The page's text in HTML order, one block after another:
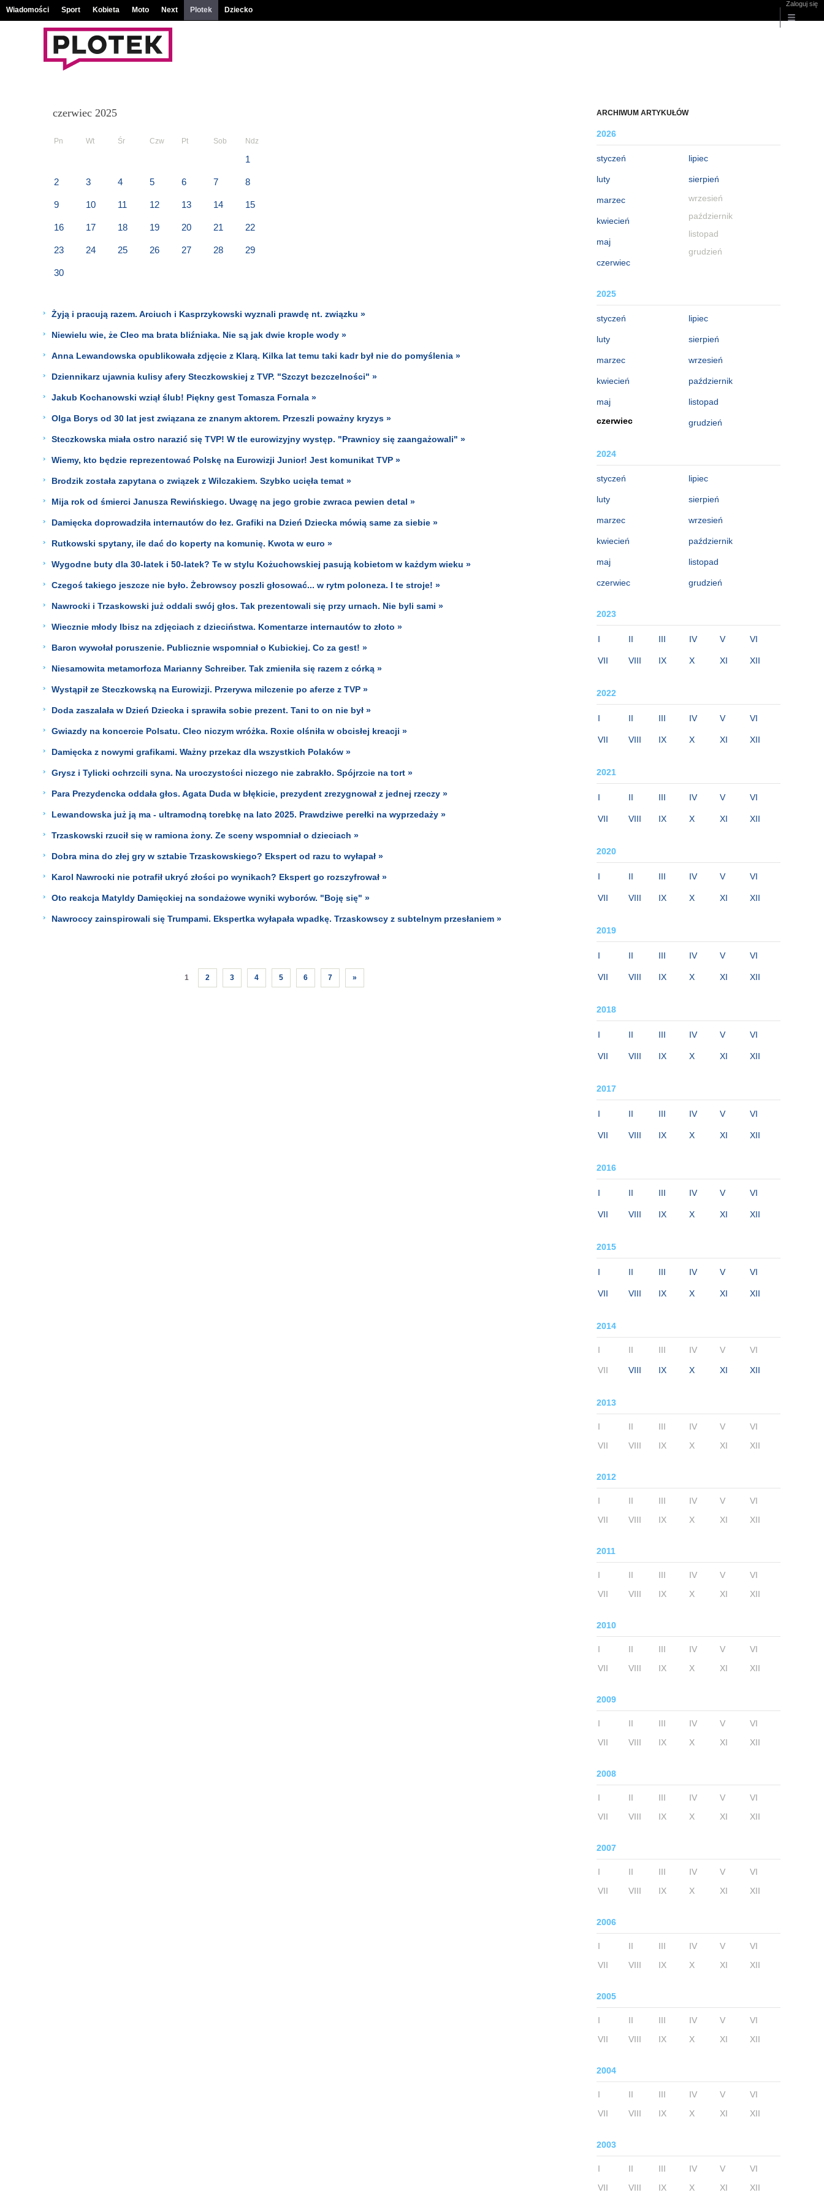
Wiadomości Sport Kobieta Moto Next Plotek Dziecko
Zaloguj się
ARCHIWUM ARTYKUŁÓW
2026
styczeń
luty
marzec
kwiecień
maj
czerwiec
lipiec
sierpień
wrzesień
październik
listopad
grudzień
2025
styczeń
luty
marzec
kwiecień
maj
czerwiec
lipiec
sierpień
wrzesień
październik
listopad
grudzień
2024
styczeń
luty
marzec
kwiecień
maj
czerwiec
lipiec
sierpień
wrzesień
październik
listopad
grudzień
2023
I II III IV V VI
VII VIII IX X XI XII
2022
I II III IV V VI
VII VIII IX X XI XII
2021
I II III IV V VI
VII VIII IX X XI XII
2020
I II III IV V VI
VII VIII IX X XI XII
2019
I II III IV V VI
VII VIII IX X XI XII
2018
I II III IV V VI
VII VIII IX X XI XII
2017
I II III IV V VI
VII VIII IX X XI XII
2016
I II III IV V VI
VII VIII IX X XI XII
2015
I II III IV V VI
VII VIII IX X XI XII
2014
I II III IV V VI
VII VIII IX X XI XII
2013
I II III IV V
VI
VII
VIII IX X XI XII
2012
I II III IV V
VI
VII
VIII IX X XI XII
2011
I II III IV V
VI
VII
VIII IX X XI XII
2010
I II III IV V
VI
VII
VIII IX X XI XII
2009
I II III IV V
VI
VII
VIII IX X XI XII
2008
I II III IV V
VI
VII
VIII IX X XI XII
2007
I II III IV V
VI
VII
VIII IX X XI XII
2006
I II III IV V
VI
VII
VIII IX X XI XII
2005
I II III IV V
VI
VII
VIII IX X XI XII
2004
I II III IV V
VI
VII
VIII IX X XI XII
2003
I II III IV V
VI
VII
VIII IX X XI XII
czerwiec 2025
Pn Wt Śr Czw Pt Sob Ndz
1
2 3 4 5 6 7 8
9 10 11 12 13 14 15
16 17 18 19 20 21 22
23 24 25 26 27 28 29
30
Żyją i pracują razem. Arciuch i Kasprzykowski wyznali prawdę nt. związku »
Niewielu wie, że Cleo ma brata bliźniaka. Nie są jak dwie krople wody »
Anna Lewandowska opublikowała zdjęcie z Klarą. Kilka lat temu taki kadr był nie do pomyślenia »
Dziennikarz ujawnia kulisy afery Steczkowskiej z TVP. "Szczyt bezczelności" »
Jakub Kochanowski wziął ślub! Piękny gest Tomasza Fornala »
Olga Borys od 30 lat jest związana ze znanym aktorem. Przeszli poważny kryzys »
Steczkowska miała ostro narazić się TVP! W tle eurowizyjny występ. "Prawnicy się zaangażowali" »
Wiemy, kto będzie reprezentować Polskę na Eurowizji Junior! Jest komunikat TVP »
Brodzik została zapytana o związek z Wilczakiem. Szybko ucięła temat »
Mija rok od śmierci Janusza Rewińskiego. Uwagę na jego grobie zwraca pewien detal »
Damięcka doprowadziła internautów do łez. Grafiki na Dzień Dziecka mówią same za siebie »
Rutkowski spytany, ile dać do koperty na komunię. Kwota w euro »
Wygodne buty dla 30-latek i 50-latek? Te w stylu Kożuchowskiej pasują kobietom w każdym wieku »
Czegoś takiego jeszcze nie było. Żebrowscy poszli głosować... w rytm poloneza. I te stroje! »
Nawrocki i Trzaskowski już oddali swój głos. Tak prezentowali się przy urnach. Nie byli sami »
Wiecznie młody Ibisz na zdjęciach z dzieciństwa. Komentarze internautów to złoto »
Baron wywołał poruszenie. Publicznie wspomniał o Kubickiej. Co za gest! »
Niesamowita metamorfoza Marianny Schreiber. Tak zmieniła się razem z córką »
Wystąpił ze Steczkowską na Eurowizji. Przerywa milczenie po aferze z TVP »
Doda zaszalała w Dzień Dziecka i sprawiła sobie prezent. Tani to on nie był »
Gwiazdy na koncercie Polsatu. Cleo niczym wróżka. Roxie olśniła w obcisłej kreacji »
Damięcka z nowymi grafikami. Ważny przekaz dla wszystkich Polaków »
Grysz i Tylicki ochrzcili syna. Na uroczystości niczego nie zabrakło. Spójrzcie na tort »
Para Prezydencka oddała głos. Agata Duda w błękicie, prezydent zrezygnował z jednej rzeczy »
Lewandowska już ją ma - ultramodną torebkę na lato 2025. Prawdziwe perełki na wyprzedaży »
Trzaskowski rzucił się w ramiona żony. Ze sceny wspomniał o dzieciach »
Dobra mina do złej gry w sztabie Trzaskowskiego? Ekspert od razu to wyłapał »
Karol Nawrocki nie potrafił ukryć złości po wynikach? Ekspert go rozszyfrował »
Oto reakcja Matyldy Damięckiej na sondażowe wyniki wyborów. "Boję się" »
Nawroccy zainspirowali się Trumpami. Ekspertka wyłapała wpadkę. Trzaskowscy z subtelnym przesłaniem »
1 2 3 4 5 6 7 »